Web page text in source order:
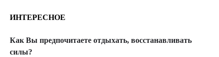
ИНТЕРЕСНОЕ
Как Вы предпочитаете отдыхать, восстанавливать
силы?